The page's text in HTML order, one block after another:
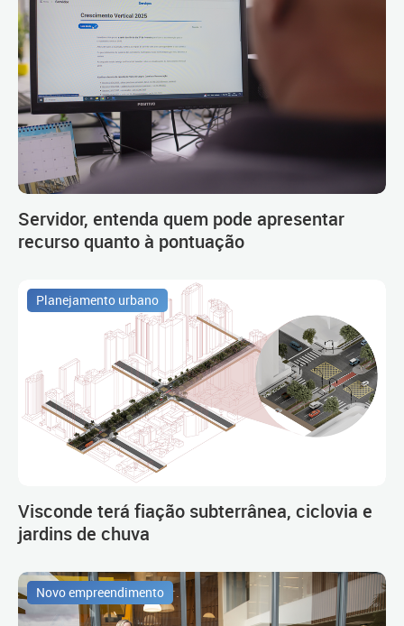
Servidor, entenda quem pode apresentar
recurso quanto à pontuação
Planejamento urbano
Visconde terá fiação subterrânea, ciclovia e
jardins de chuva
Novo empreendimento